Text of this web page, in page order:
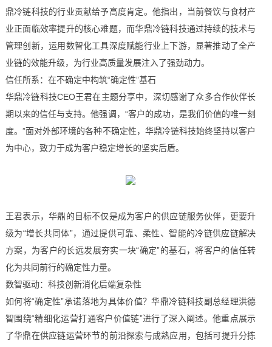
鼎冷链科技的行业贡献给予高度肯定。他指出，当前餐饮与食材产
业正面临效率提升的核心难题，而华鼎冷链科技通过持续的技术与
管理创新，运用数智化工具深度赋能行业上下游，显著推动了全产
业链的效能升级，为行业高质量发展注入了强劲动力。
信任所系：在不确定中构筑“确定性”基石
华鼎冷链科技CEO王君在主题分享中，深切感谢了众多合作伙伴长
期以来的信任与支持。他强调，“客户的成功，是我们价值的唯一刻
度。”面对外部环境的各种不确定性，华鼎冷链科技始终坚持以客户
为中心，致力于成为客户稳定增长的坚实后盾。
王君表示，华鼎的目标不仅是成为客户的供应链服务伙伴，更要升
级为“增长共同体”，通过提供可靠、柔性、智能的冷链供应链解决
方案，为客户的长远发展夯实一块“确定”的基石，将客户的信任转
化为共同前行的确定性力量。
数智驱动：科技创新消化后端复杂性
如何将“确定性”承诺落地为具体价值？华鼎冷链科技副总经理洪德
智围绕“精细化运营打通客户价值链”进行了深入阐述。他重点展示
了华鼎在供应链运营环节的前沿探索与成熟应用，包括可提升分拣